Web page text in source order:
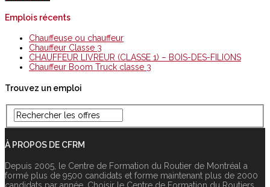
Emplois récents
Chauffeuse ou chauffeur
Chauffeur Classe 3
CHAUFFEUR LIVREUR (CLASSE 1) – BOIS-DES-FILIONS
Chauffeur Boom Truck classe 3
Trouvez un emploi
À PROPOS DE CFRM
Depuis 2005, le Centre de Formation du Routier de Montréal a
formé plus de 9500 candidats et forme maintenant plus de 2000
candidats par année. Choisir le Centre de Formation du Routiers